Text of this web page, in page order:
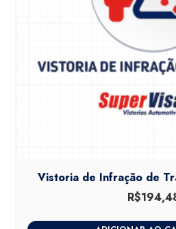
Vistoria de Infração de
R$